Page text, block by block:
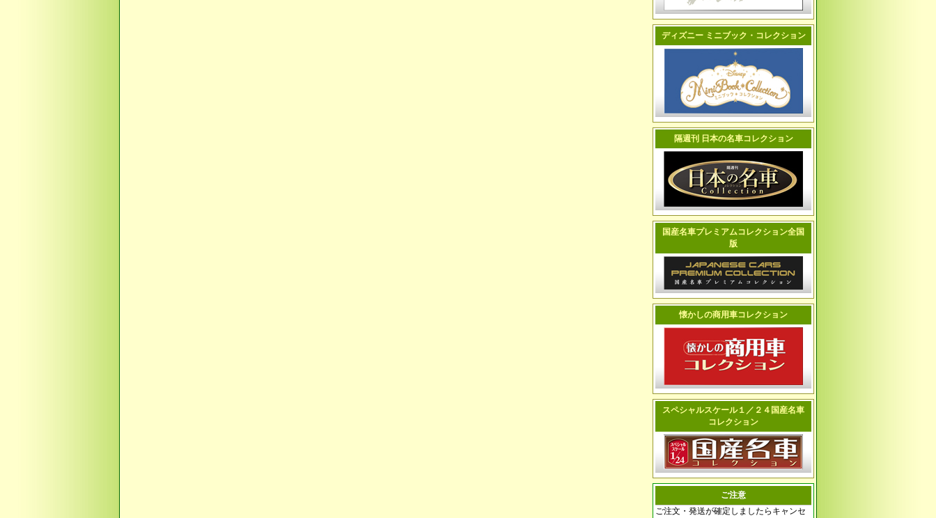
ディズニー ミニブック・コレクション
隔週刊 日本の名車コレクション
国産名車プレミアムコレクション全国
版
懐かしの商用車コレクション
スペシャルスケール１／２４国産名車
コレクション
ご注意
ご注文・発送が確定しましたらキャンセ